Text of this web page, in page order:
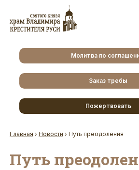
Молитва по
Заказ требы
Пожертвовать
Главная › Новости › Путь преодоления
Путь